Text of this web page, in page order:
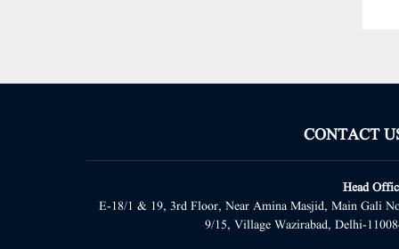
CONTACT
Head
E-18/1 & 19, 3rd Floor, Near Amina Masjid, Main Gali
9/15, Village Wazirabad, Delhi-